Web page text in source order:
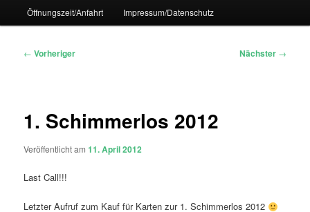
Öffnungszeit/Anfahrt Impressum/Datenschutz
Beitragsnavigation
← Vorheriger Nächster →
1. Schimmerlos 2012
Veröffentlicht am11. April 2012
Last Call!!!
Letzter Aufruf zum Kauf für Karten zur 1. Schimmerlos 2012